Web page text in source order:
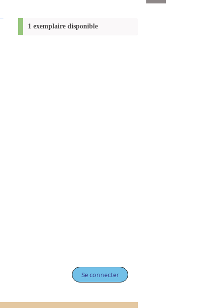
1 exemplaire disponible
Se connecter